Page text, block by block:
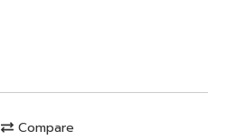
Compare